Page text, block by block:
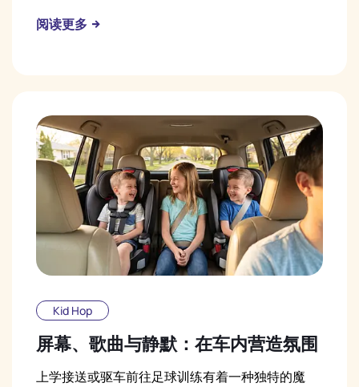
阅读更多
Kid Hop
屏幕、歌曲与静默：在车内营造氛围
上学接送或驱车前往足球训练有着一种独特的魔